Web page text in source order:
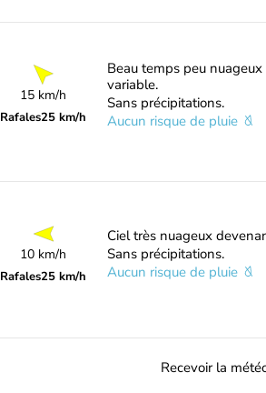
15 km/h
Rafales25 km/h
Beau temps peu
variable.
Sans précipitations.
Aucun risque de pluie
10 km/h
Rafales25 km/h
Ciel très nuageux
Sans précipitations.
Aucun risque de pluie
Recevoir la